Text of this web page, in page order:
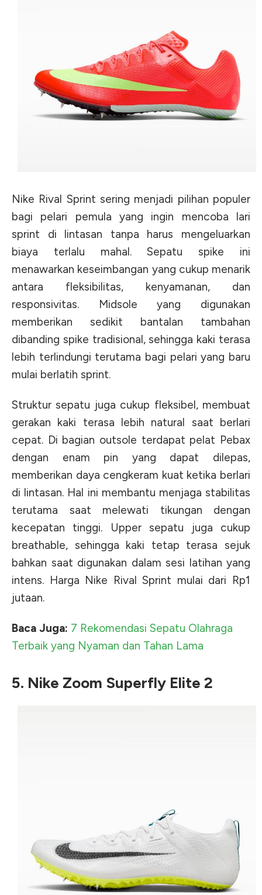
Nike Rival Sprint sering menjadi pilihan populer
bagi pelari pemula yang ingin mencoba lari
sprint di lintasan tanpa harus mengeluarkan
biaya terlalu mahal. Sepatu spike ini
menawarkan keseimbangan yang cukup menarik
antara fleksibilitas, kenyamanan, dan
responsivitas. Midsole yang digunakan
memberikan sedikit bantalan tambahan
dibanding spike tradisional, sehingga kaki terasa
lebih terlindungi terutama bagi pelari yang baru
mulai berlatih sprint.
Struktur sepatu juga cukup fleksibel, membuat
gerakan kaki terasa lebih natural saat berlari
cepat. Di bagian outsole terdapat pelat Pebax
dengan enam pin yang dapat dilepas,
memberikan daya cengkeram kuat ketika berlari
di lintasan. Hal ini membantu menjaga stabilitas
terutama saat melewati tikungan dengan
kecepatan tinggi. Upper sepatu juga cukup
breathable, sehingga kaki tetap terasa sejuk
bahkan saat digunakan dalam sesi latihan yang
intens. Harga Nike Rival Sprint mulai dari Rp1
jutaan.
Baca Juga: 7 Rekomendasi Sepatu Olahraga
Terbaik yang Nyaman dan Tahan Lama
5. Nike Zoom Superfly Elite 2